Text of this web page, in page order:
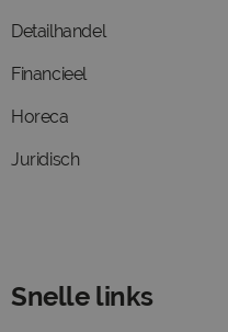
Detailhandel
Financieel
Horeca
Juridisch
Snelle links